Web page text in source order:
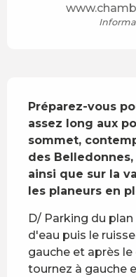
Préparez-vous
assez long aux
sommet,
des Belledonnes,
ainsi que sur la
les planeurs en
D/ Parking du
d'eau puis le
gauche et après
tournez à gauche